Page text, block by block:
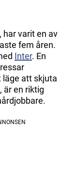
har varit en av
fem åren.
Inter. En
att skjuta
är en riktig